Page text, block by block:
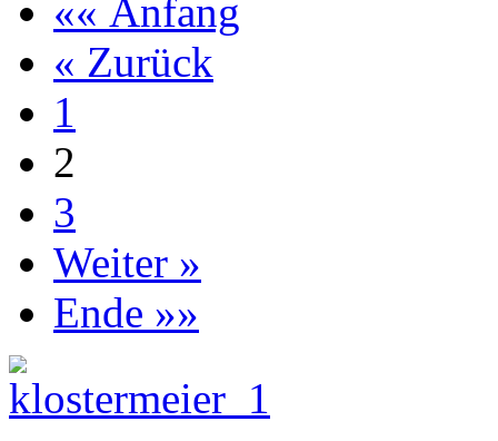
«« Anfang
« Zurück
1
2
3
Weiter »
Ende »»